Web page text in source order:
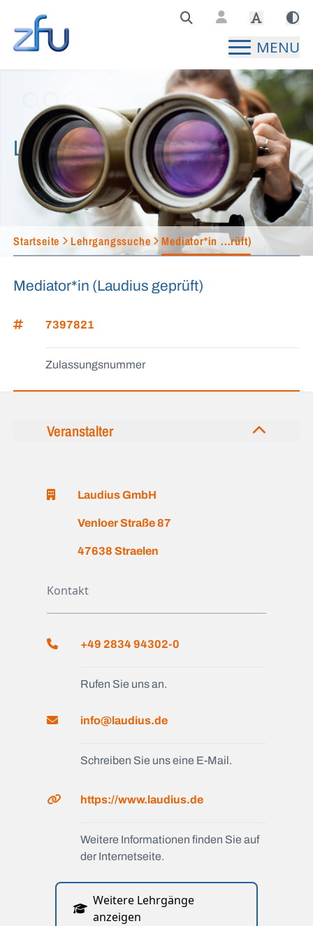
Zentralstelle für Fernunterricht Hauptseite
MENU
Lehrgangssuche
Startseite Lehrgangssuche Mediator*in ...rüft)
Mediator*in (Laudius geprüft)
7397821
Zulassungsnummer
Veranstalter
Laudius GmbH
Venloer Straße 87
47638 Straelen
Kontakt
+49 2834 94302-0
Rufen Sie uns an.
info@laudius.de
Schreiben Sie uns eine E-Mail.
https://www.laudius.de
Weitere Informationen finden Sie auf
der Internetseite.
Weitere Lehrgänge
anzeigen